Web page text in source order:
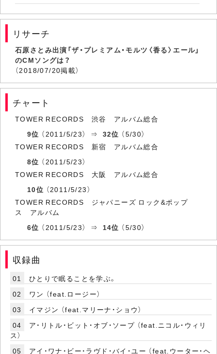
リサーチ
石原さとみ出演「ザ・プレミアム・モルツ〈香る〉エール」
のCMソングは？
（2018/07/20掲載）
チャート
TOWER RECORDS 渋谷 アルバム総合
9位 （2011/5/23） ⇒ 32位 （5/30）
TOWER RECORDS 新宿 アルバム総合
8位 （2011/5/23）
TOWER RECORDS 大阪 アルバム総合
10位 （2011/5/23）
TOWER RECORDS ジャパニーズ ロック&ポップ
ス アルバム
6位 （2011/5/23） ⇒ 14位 （5/30）
収録曲
01
ひとりで眠ることを学ぶ。
02
ワン （feat.ロージー）
03
イマジン （feat.マリーナ・ショウ）
04
ア・リトル・ビット・オブ・ソープ （feat.ニコル・ウィリ
ス）
05
アイ・ワナ・ビー・ラヴド・バイ・ユー （feat.ウーター・ヘ